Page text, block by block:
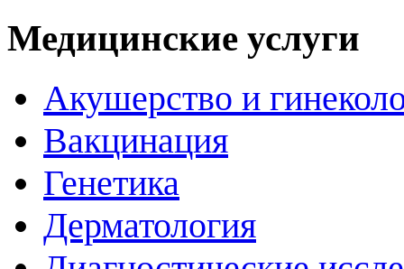
Медицинские услуги
Акушерство и
Вакцинация
Генетика
Дерматология